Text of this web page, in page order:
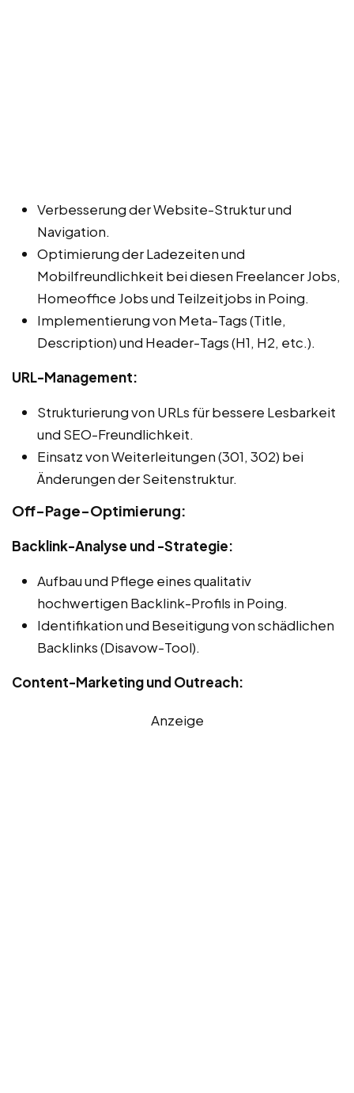
Verbesserung der Website-Struktur und
Navigation.
Optimierung der Ladezeiten und
Mobilfreundlichkeit bei diesen Freelancer Jobs,
Homeoffice Jobs und Teilzeitjobs in Poing.
Implementierung von Meta-Tags (Title,
Description) und Header-Tags (H1, H2, etc.).
URL-Management:
Strukturierung von URLs für bessere Lesbarkeit
und SEO-Freundlichkeit.
Einsatz von Weiterleitungen (301, 302) bei
Änderungen der Seitenstruktur.
Off-Page-Optimierung:
Backlink-Analyse und -Strategie:
Aufbau und Pflege eines qualitativ
hochwertigen Backlink-Profils in Poing.
Identifikation und Beseitigung von schädlichen
Backlinks (Disavow-Tool).
Content-Marketing und Outreach:
Anzeige